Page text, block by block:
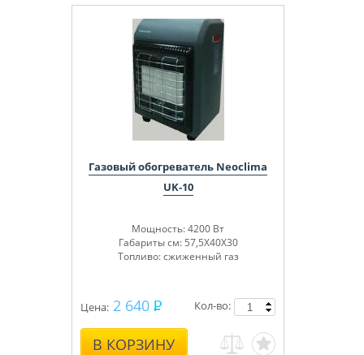
Газовый обогреватель Neoclima
UK-10
Мощность: 4200 Вт
Габариты см: 57,5Х40Х30
Топливо: сжиженный газ
Цена: 2 640
В КОРЗИНУ
Кол-во: